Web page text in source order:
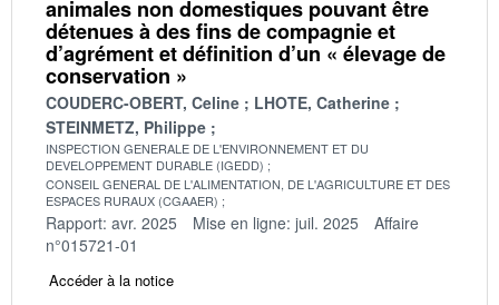
animales non domestiques pouvant être
détenues à des fins de compagnie et
d’agrément et définition d’un « élevage de
conservation »
COUDERC-OBERT, Celine
LHOTE, Catherine
STEINMETZ, Philippe
INSPECTION GENERALE DE L'ENVIRONNEMENT ET DU
DEVELOPPEMENT DURABLE (IGEDD)
CONSEIL GENERAL DE L'ALIMENTATION, DE L'AGRICULTURE ET DES
ESPACES RURAUX (CGAAER)
Rapport: avr. 2025 Mise en ligne: juil. 2025
Affaire
n°015721-01
Accéder à la notice